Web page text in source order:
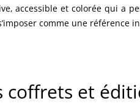
accessible et colorée qui a
comme une référence
coffrets et